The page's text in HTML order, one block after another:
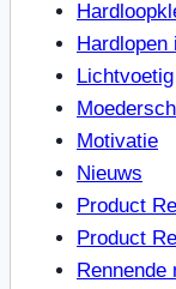
Lichtvoetig
Motivatie
Nieuws
Product
Product
Rennende